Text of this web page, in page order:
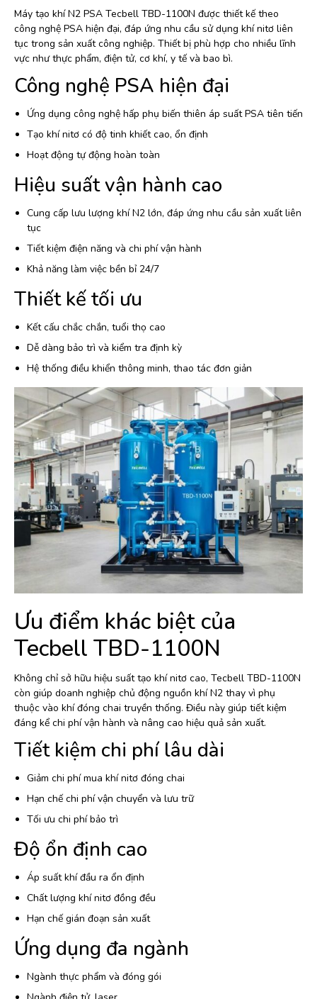
Máy tạo khí N2 PSA Tecbell TBD-1100N được thiết kế theo
công nghệ PSA hiện đại, đáp ứng nhu cầu sử dụng khí nitơ liên
tục trong sản xuất công nghiệp. Thiết bị phù hợp cho nhiều lĩnh
vực như thực phẩm, điện tử, cơ khí, y tế và bao bì.
Công nghệ PSA hiện đại
Ứng dụng công nghệ hấp phụ biến thiên áp suất PSA tiên tiến
Tạo khí nitơ có độ tinh khiết cao, ổn định
Hoạt động tự động hoàn toàn
Hiệu suất vận hành cao
Cung cấp lưu lượng khí N2 lớn, đáp ứng nhu cầu sản xuất liên
tục
Tiết kiệm điện năng và chi phí vận hành
Khả năng làm việc bền bỉ 24/7
Thiết kế tối ưu
Kết cấu chắc chắn, tuổi thọ cao
Dễ dàng bảo trì và kiểm tra định kỳ
Hệ thống điều khiển thông minh, thao tác đơn giản
Ưu điểm khác biệt của
Tecbell TBD-1100N
Không chỉ sở hữu hiệu suất tạo khí nitơ cao, Tecbell TBD-1100N
còn giúp doanh nghiệp chủ động nguồn khí N2 thay vì phụ
thuộc vào khí đóng chai truyền thống. Điều này giúp tiết kiệm
đáng kể chi phí vận hành và nâng cao hiệu quả sản xuất.
Tiết kiệm chi phí lâu dài
Giảm chi phí mua khí nitơ đóng chai
Hạn chế chi phí vận chuyển và lưu trữ
Tối ưu chi phí bảo trì
Độ ổn định cao
Áp suất khí đầu ra ổn định
Chất lượng khí nitơ đồng đều
Hạn chế gián đoạn sản xuất
Ứng dụng đa ngành
Ngành thực phẩm và đóng gói